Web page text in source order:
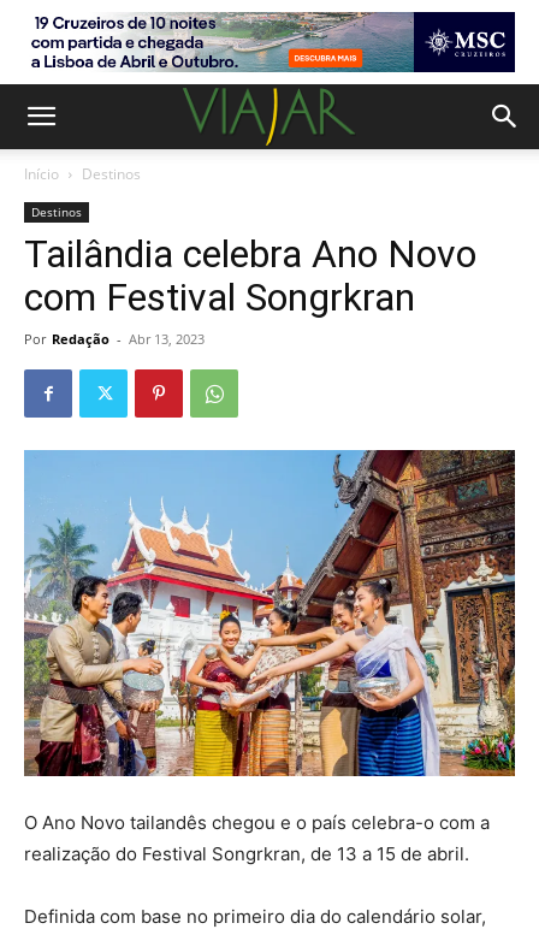
Início Destinos
Destinos
Tailândia celebra Ano Novo
com Festival Songrkran
Por Redação - Abr 13, 2023
O Ano Novo tailandês chegou e o país celebra-o com a
realização do Festival Songrkran, de 13 a 15 de abril.
Definida com base no primeiro dia do calendário solar,